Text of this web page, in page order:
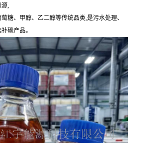
源,
糖、甲醇、乙二醇等传统品类,是污水处理、
碳产品。